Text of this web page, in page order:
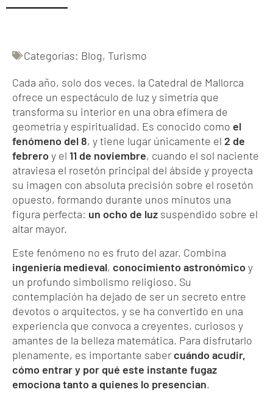
Categorías: Blog, Turismo
Cada año, solo dos veces, la Catedral de Mallorca
ofrece un espectáculo de luz y simetría que
transforma su interior en una obra efímera de
geometría y espiritualidad. Es conocido como el
fenómeno del 8, y tiene lugar únicamente el 2 de
febreroy el 11 de noviembre, cuando el sol naciente
atraviesa el rosetón principal del ábside y proyecta
su imagen con absoluta precisión sobre el rosetón
opuesto, formando durante unos minutos una
figura perfecta: un ocho de luz suspendido sobre el
altar mayor.
Este fenómeno no es fruto del azar. Combina
ingeniería medieval, conocimiento astronómicoy
un profundo simbolismo religioso. Su
contemplación ha dejado de ser un secreto entre
devotos o arquitectos, y se ha convertido en una
experiencia que convoca a creyentes, curiosos y
amantes de la belleza matemática. Para disfrutarlo
plenamente, es importante sabercuándo acudir,
cómo entrar y por qué este instante fugaz
emociona tanto a quienes lo presencian.